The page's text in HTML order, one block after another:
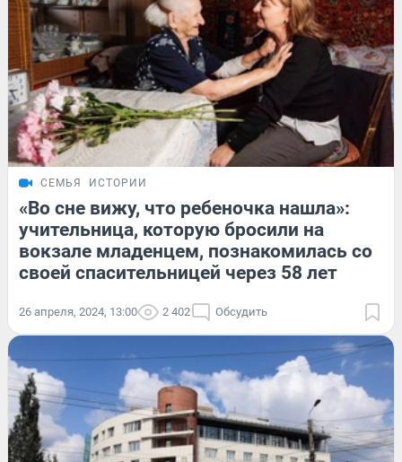
СЕМЬЯ ИСТОРИИ
«Во сне вижу, что ребеночка нашла»:
учительница, которую бросили на
вокзале младенцем, познакомилась со
своей спасительницей через 58 лет
26 апреля, 2024, 13:00 2 402 Обсудить